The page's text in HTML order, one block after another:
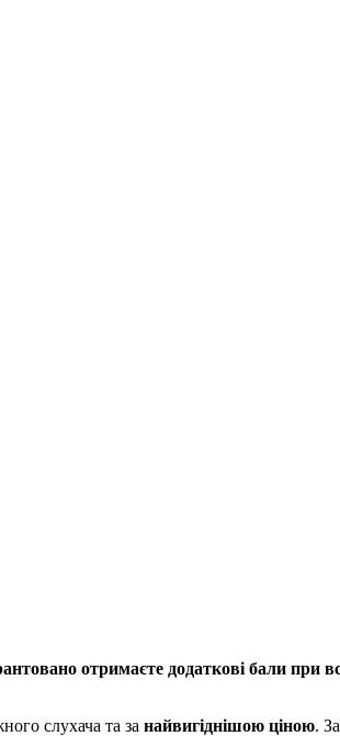
отримаєте додаткові бали при
слухача та за найвигіднішою ціною.